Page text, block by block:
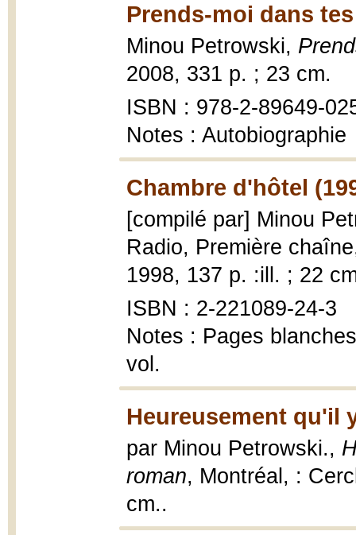
Prends-moi dans
Minou Petrowski,
2008, 331 p. ; 23 cm.
ISBN : 978-2-89649-
Notes : Autobiographie
Chambre d'hôtel
[compilé par] Minou
Radio, Première
1998, 137 p. :ill. ; 22
ISBN : 2-221089-24-3
Notes : Pages
vol.
Heureusement qu'il
par Minou Petrowski.,
roman, Montréal, :
cm..